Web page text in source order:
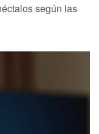
según las